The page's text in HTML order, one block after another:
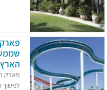
הארץ
פארק
למשוך